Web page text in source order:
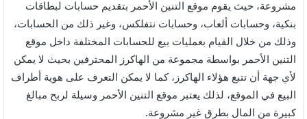
مشروعة، حيث يقوم موقع التنين الأحمر بتقديم حسابات لبطاقات
بنكية، وحسابات ألعاب، وحسابات نتفلكس، وغير ذلك من الحسابات،
وذلك من خلال القيام بعمليات بيع للحسابات المختلفة داخل موقع
التنين الأحمر بواسطة مجموعة من الهاكرز المحترفين بحيث لا يمكن
لأي جهة أن تتبع هؤلاء الهاكرز، كما لا يمكن التعرف على هوية أطراف
البيع في الموقع، لذلك يعتبر موقع التنين الأحمر وسيلة لربح مبالغ
كبيرة من المال بطرق غير مشروعة.